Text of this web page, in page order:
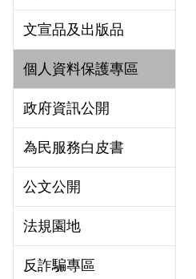
文宣品及出版品
個人資料保護專區
政府資訊公開
為民服務白皮書
公文公開
法規園地
反詐騙專區